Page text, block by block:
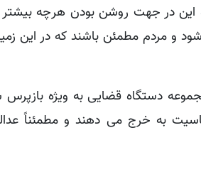
این در جهت روشن بودن هرچه
و مردم مطمئن باشند که در این
دستگاه قضایی به ویژه
به خرج می دهند و مطمئناً